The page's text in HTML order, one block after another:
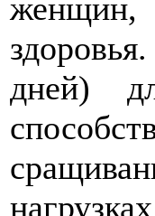
дней)